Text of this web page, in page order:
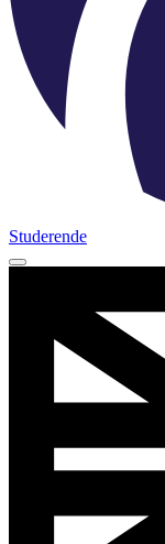
Studerende